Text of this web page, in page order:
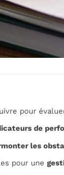
pour
de
les
pour une